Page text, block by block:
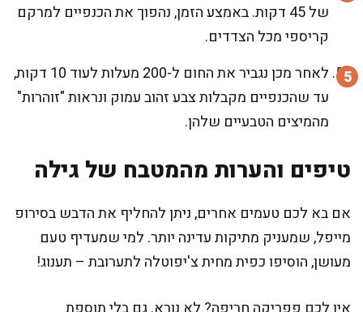
של 45 דקות. באמצע הזמן, נהפוך את הכנפיים למרקם
קריספי מכל הצדדים.
לאחר מכן נגביר את החום ל-200 מעלות לעוד 10 דקות,
עד שהכנפיים מקבלות צבע זהוב עמוק ונראות "זוהרות"
מהמיצים הטבעיים שלהן.
טיפים והערות מהמטבח של גילה
אם בא לכם טעמים אחרים, ניתן להחליף את הדבש בסירופ
מייפל, שמעניק מתיקות עדינה יותר. למי שמעדיף טעם
מעושן, הוסיפו כפית מחית צ'יפוטלה לתערובת – תענוג!